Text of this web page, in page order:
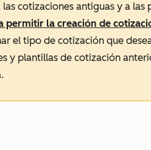
las cotizaciones antiguas y a
permitir la creación de
el tipo de cotización que
y plantillas de cotización